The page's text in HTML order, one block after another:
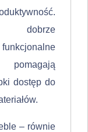
dobrze
dostęp do
– równie